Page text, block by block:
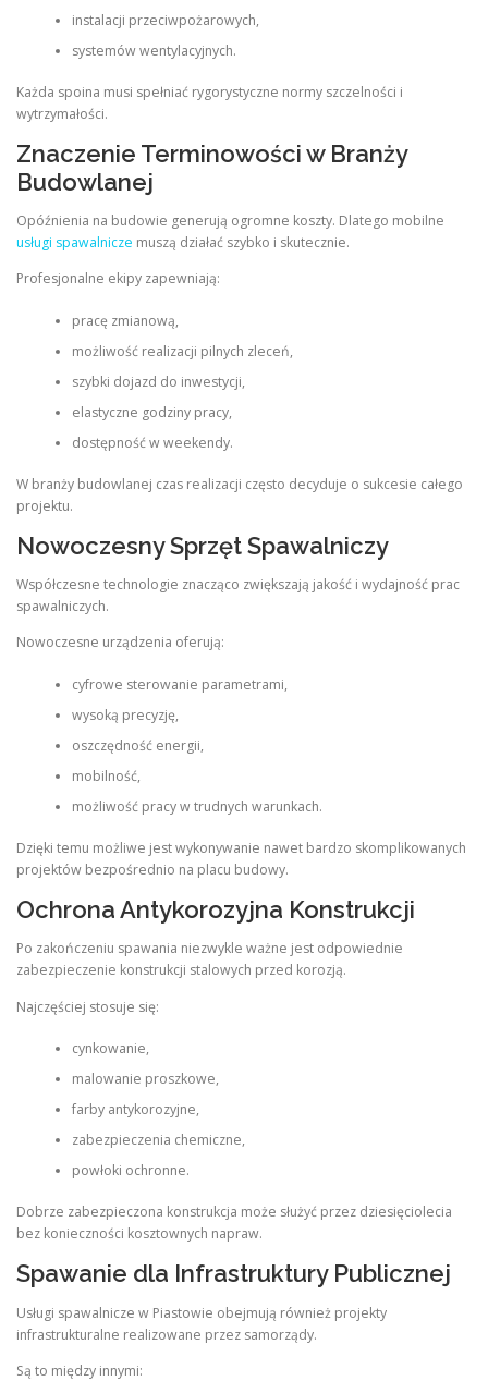
instalacji przeciwpożarowych,
systemów wentylacyjnych.
Każda spoina musi spełniać rygorystyczne normy szczelności i
wytrzymałości.
Znaczenie Terminowości w Branży
Budowlanej
Opóźnienia na budowie generują ogromne koszty. Dlatego mobilne
usługi spawalnicze muszą działać szybko i skutecznie.
Profesjonalne ekipy zapewniają:
pracę zmianową,
możliwość realizacji pilnych zleceń,
szybki dojazd do inwestycji,
elastyczne godziny pracy,
dostępność w weekendy.
W branży budowlanej czas realizacji często decyduje o sukcesie całego
projektu.
Nowoczesny Sprzęt Spawalniczy
Współczesne technologie znacząco zwiększają jakość i wydajność prac
spawalniczych.
Nowoczesne urządzenia oferują:
cyfrowe sterowanie parametrami,
wysoką precyzję,
oszczędność energii,
mobilność,
możliwość pracy w trudnych warunkach.
Dzięki temu możliwe jest wykonywanie nawet bardzo skomplikowanych
projektów bezpośrednio na placu budowy.
Ochrona Antykorozyjna Konstrukcji
Po zakończeniu spawania niezwykle ważne jest odpowiednie
zabezpieczenie konstrukcji stalowych przed korozją.
Najczęściej stosuje się:
cynkowanie,
malowanie proszkowe,
farby antykorozyjne,
zabezpieczenia chemiczne,
powłoki ochronne.
Dobrze zabezpieczona konstrukcja może służyć przez dziesięciolecia
bez konieczności kosztownych napraw.
Spawanie dla Infrastruktury Publicznej
Usługi spawalnicze w Piastowie obejmują również projekty
infrastrukturalne realizowane przez samorządy.
Są to między innymi: